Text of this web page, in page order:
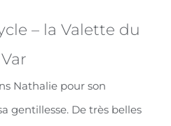
– la Valette du
Var
Nathalie pour son
gentillesse. De très belles